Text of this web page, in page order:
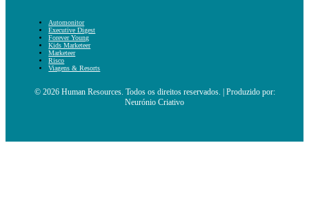
Automonitor
Executive Digest
Forever Young
Kids Marketeer
Marketeer
Risco
Viagens & Resorts
© 2026 Human Resources. Todos os direitos reservados. | Produzido por:
Neurónio Criativo